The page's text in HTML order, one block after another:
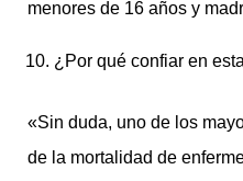
menores de 16 años y
¿Por qué confiar en
«Sin duda, uno de los
de la mortalidad de